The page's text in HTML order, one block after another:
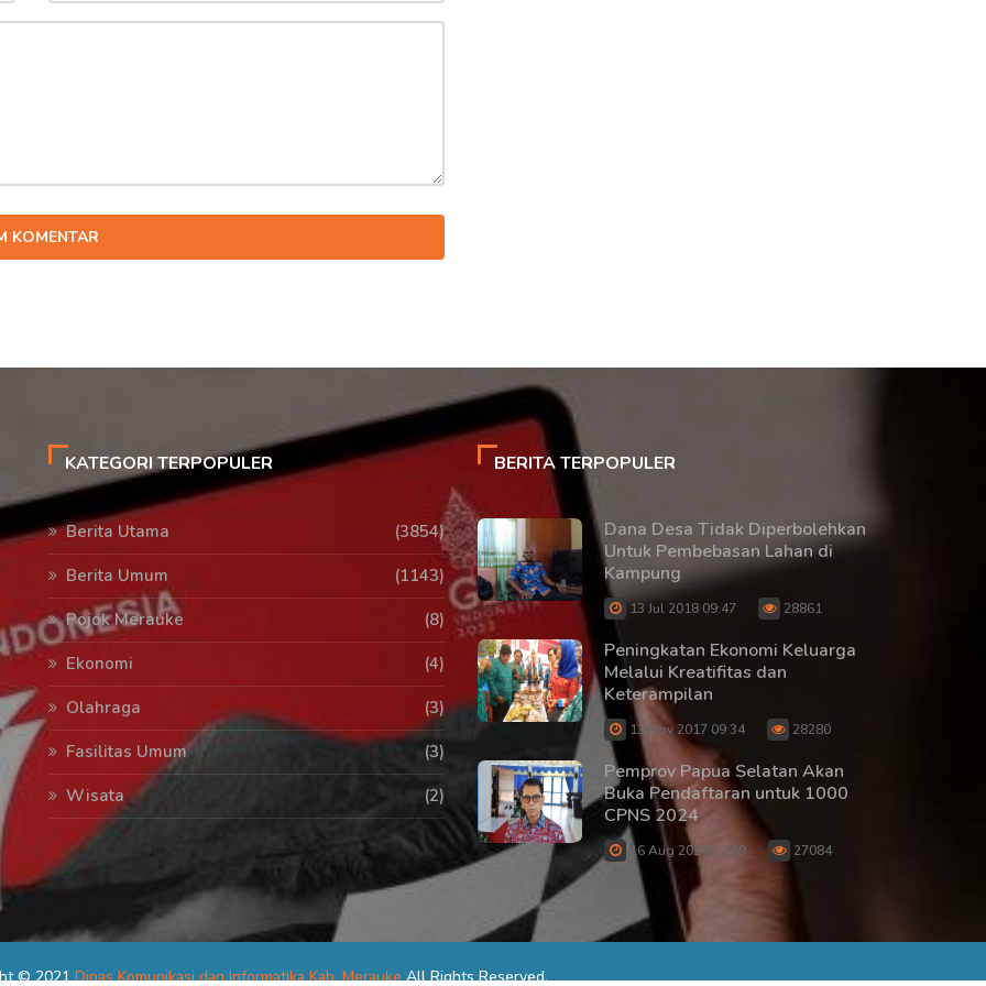
KOMENTAR
KATEGORI TERPOPULER
Berita Utama
(3854)
Berita Umum
(1143)
Pojok Merauke
(8)
Ekonomi
(4)
Olahraga
(3)
Fasilitas Umum
(3)
Wisata
(2)
BERITA TERPOPULER
Dana Desa Tidak Diperbolehkan
Untuk Pembebasan Lahan di
Kampung
13 Jul 2018 09:47 28861
Peningkatan Ekonomi Keluarga
Melalui Kreatifitas dan
Keterampilan
13 Nov 2017 09:34 28280
Pemprov Papua Selatan Akan
Buka Pendaftaran untuk 1000
CPNS 2024
16 Aug 2024 20:09 27084
© 2021Dinas Komunikasi dan Informatika Kab. MeraukeAll Rights Reserved.